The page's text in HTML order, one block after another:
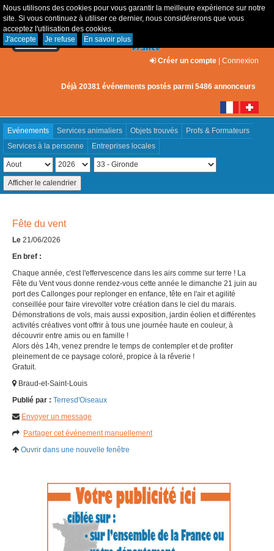
Nous utilisons des cookies pour vous garantir la meilleure expérience sur notre
site. Si vous continuez à utiliser ce dernier, nous considérerons que vous
acceptez l'utilisation des cookies.
J'accepte
Je refuse En savoir plus
Créer un compte | Connexion
Déjà 20381 événements postés parmi 5486 annonceurs
Evénements Services animaliers Objets trouvés
Profs & Formateurs
Services à la personne
Entreprises locales
Fête du vent
Le 21/06/2026
En bref :
Chaque année, c'est l'effervescence dans les airs comme sur terre ! La
Fête du Vent vous donne rendez-vous cette année le dimanche 21 juin au
port des Callonges pour replonger en enfance, tête en l'air et agilité
conseillée pour faire virevolter votre création dans le ciel du marais.
Démonstrations de vols, mais aussi exposition, jardin éolien et différentes
activités créatives vont offrir à tous une journée haute en couleur, à
découvrir entre amis ou en famille !
Alors dès 14h, venez prendre le temps de contempler et de profiter
pleinement de ce paysage coloré, propice à la rêverie !
Gratuit.
Braud-et-Saint-Louis
Publié par : Terresd'Oiseaux
Envoyer un message
Partager cet événement manuellement
Ouvrir dans une nouvelle fenêtre